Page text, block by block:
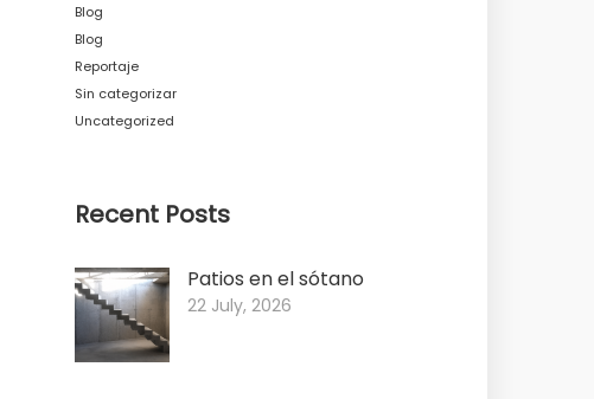
Blog
Blog
Reportaje
Sin categorizar
Uncategorized
Recent Posts
Patios en el sótano
22 July, 2026